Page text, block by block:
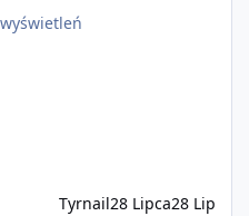
robić coś innego niż
Tyrnail28 Lipca28 Lip